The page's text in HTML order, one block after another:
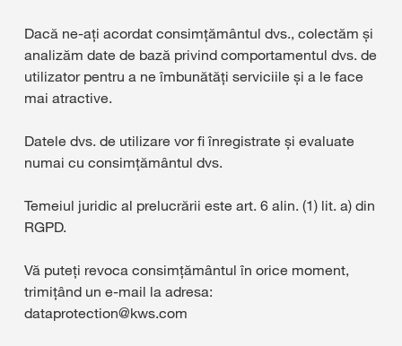
Dacă ne-ați acordat consimțământul dvs., colectăm și
analizăm date de bază privind comportamentul dvs. de
utilizator pentru a ne îmbunătăți serviciile și a le face
mai atractive.
Datele dvs. de utilizare vor fi înregistrate și evaluate
numai cu consimțământul dvs.
Temeiul juridic al prelucrării este art. 6 alin. (1) lit. a) din
RGPD.
Vă puteți revoca consimțământul în orice moment,
trimițând un e-mail la adresa:
dataprotection@kws.com